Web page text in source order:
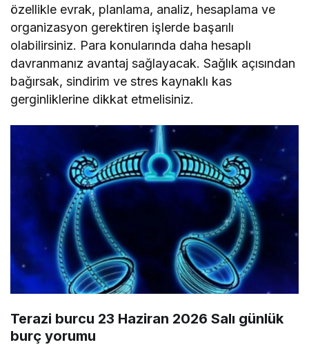
özellikle evrak, planlama, analiz, hesaplama ve
organizasyon gerektiren işlerde başarılı
olabilirsiniz. Para konularında daha hesaplı
davranmanız avantaj sağlayacak. Sağlık açısından
bağırsak, sindirim ve stres kaynaklı kas
gerginliklerine dikkat etmelisiniz.
Terazi burcu 23 Haziran 2026 Salı günlük
burç yorumu